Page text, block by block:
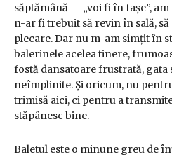
săptămână — „voi fi în fașe”,
n-ar fi trebuit să revin în sală,
plecare. Dar nu m-am simțit în
balerinele acelea tinere,
fostă dansatoare frustrată,
neîmplinite. Și oricum, nu
trimisă aici, ci pentru a
stăpânesc bine.
Baletul este o minune greu de